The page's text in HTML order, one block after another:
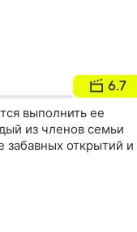
6.7
выполнить ее
из членов семьи
забавных открытий и